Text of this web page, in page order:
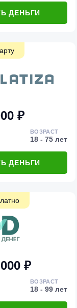
ДЕНЬГИ
₽
ВОЗРАСТ
18 - 75 лет
ДЕНЬГИ
₽
ВОЗРАСТ
18 - 99 лет